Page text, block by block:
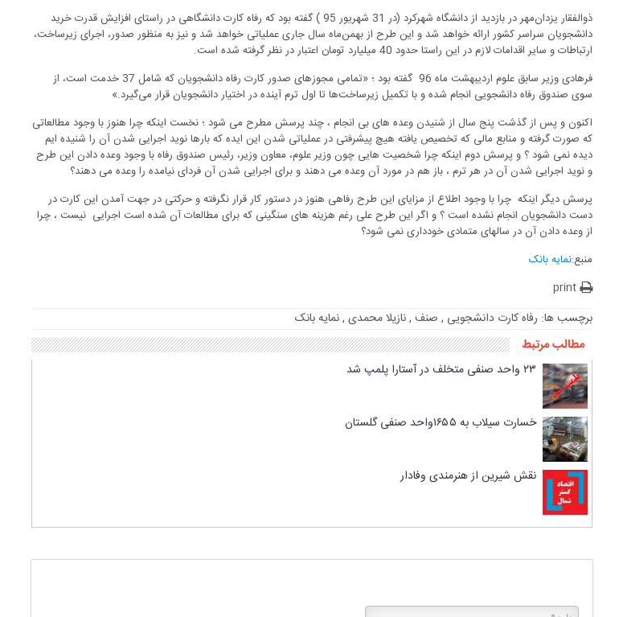
ذوالفقار یزدان‌مهر در بازدید از دانشگاه شهرکرد (در 31 شهریور 95 ) گفته بود که رفاه کارت دانشگاهی در راستای افزایش قدرت خرید
دانشجویان سراسر کشور ارائه خواهد شد و این طرح از بهمن‌ماه سال جاری عملیاتی خواهد شد و نیز به منظور صدور، اجرای زیرساخت،
ارتباطات و سایر اقدامات لازم در این راستا حدود 40 میلیارد تومان اعتبار در نظر گرفته شده است.
فرهادی وزیر سابق علوم اردیبهشت ماه 96 گفته بود ؛ «تمامی مجوز‌های صدور کارت رفاه دانشجویان که شامل 37 خدمت است، از
سوی صندوق رفاه دانشجویی انجام شده و با تکمیل زیرساخت‌ها تا اول ترم آینده در اختیار دانشجویان قرار می‌گیرد.»
اکنون و پس از گذشت پنج سال از شنیدن وعده های بی انجام ، چند پرسش مطرح می شود ؛ نخست اینکه چرا هنوز با وجود مطالعاتی
که صورت گرفته و منابع مالی که تخصیص یافته هیچ پیشرفتی در عملیاتی شدن این ایده که بارها نوید اجرایی شدن آن را شنیده ایم
دیده نمی شود ؟ و پرسش دوم اینکه چرا شخصیت هایی چون وزیر علوم، معاون وزیر، رئیس صندوق رفاه با وجود وعده دادن این طرح
و نوید اجرایی شدن آن در هر ترم ، باز هم در مورد آن وعده می دهند و برای اجرایی شدن آن فردای نیامده را وعده می دهند؟
پرسش دیگر اینکه چرا با وجود اطلاع از مزایای این طرح رفاهی هنوز در دستور کار قرار نگرفته و حرکتی در جهت آمدن این کارت در
دست دانشجویان انجام نشده است ؟ و اگر این طرح علی رغم هزینه های سنگینی که برای مطالعات آن شده است اجرایی نیست ، چرا
از وعده دادن آن در سالهای متمادی خودداری نمی شود؟
منبع:نمایه بانک
print
برچسب ها: رفاه کارت دانشجویی , صنف ,نازیلا محمدی ,نمایه بانک
مطالب مرتبط
۲۳ واحد صنفی متخلف در آستارا پلمپ شد
خسارت سیلاب به ۱۶۵۵واحد صنفی گلستان
نقش شیرین از هنرمندی وفادار